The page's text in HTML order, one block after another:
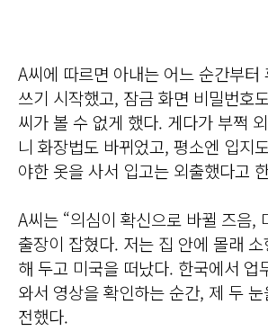
A씨에 따르면 아내는 어느 순간부터
쓰기 시작했고, 잠금 화면 비밀번호
씨가 볼 수 없게 했다. 게다가 부쩍
니 화장법도 바뀌었고, 평소엔 입지
야한 옷을 사서 입고는 외출했다고
A씨는 “의심이 확신으로 바뀔 즈음,
출장이 잡혔다. 저는 집 안에 몰래
해 두고 미국을 떠났다. 한국에서 업
와서 영상을 확인하는 순간, 제 두
전했다.